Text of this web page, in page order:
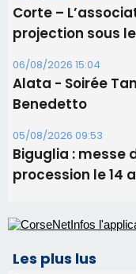
Les plus lus
Éclipse du 12 août
Satine Nomary est
Éclipse du 12 août
d'un spectacle qui
En Corse, un